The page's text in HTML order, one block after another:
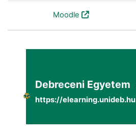
Moodle
Debreceni Egyetem
https://elearning.unideb.hu